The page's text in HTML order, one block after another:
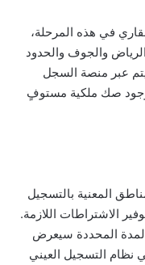
في هذه المرحلة،
والجوف والحدود
عبر منصة السجل
وجود صك ملكية مستوفٍ
المعنية بالتسجيل
الاشتراطات اللازمة.
المحددة سيعرض
نظام التسجيل العيني